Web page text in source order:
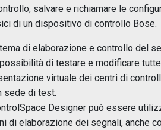
salvare e richiamare le
di un dispositivo di controllo Bose.
di elaborazione e controllo del
di testare e modificare
virtuale dei centri di
sede di test.
Designer può essere
di elaborazione dei segnali, anche